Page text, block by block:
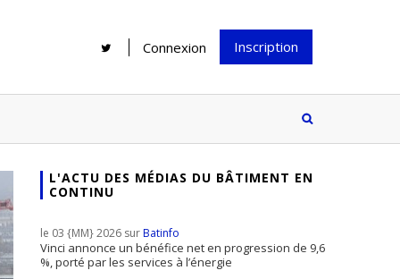
Connexion Inscription
idée mais...
Rénover une salle de bains : gagner
supports
inscrire
à notre
L'ACTU DES MÉDIAS DU BÂTIMENT EN
CONTINU
le 03 {MM} 2026 surBatinfo
Vinci annonce un bénéfice net en progression de 9,6
%, porté par les services à l’énergie